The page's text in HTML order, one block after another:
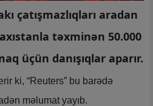
çatışmazlıqları aradan
təxminən 50.000
üçün danışıqlar aparır.
ki, “Reuters” bu barədə
məlumat yayıb.